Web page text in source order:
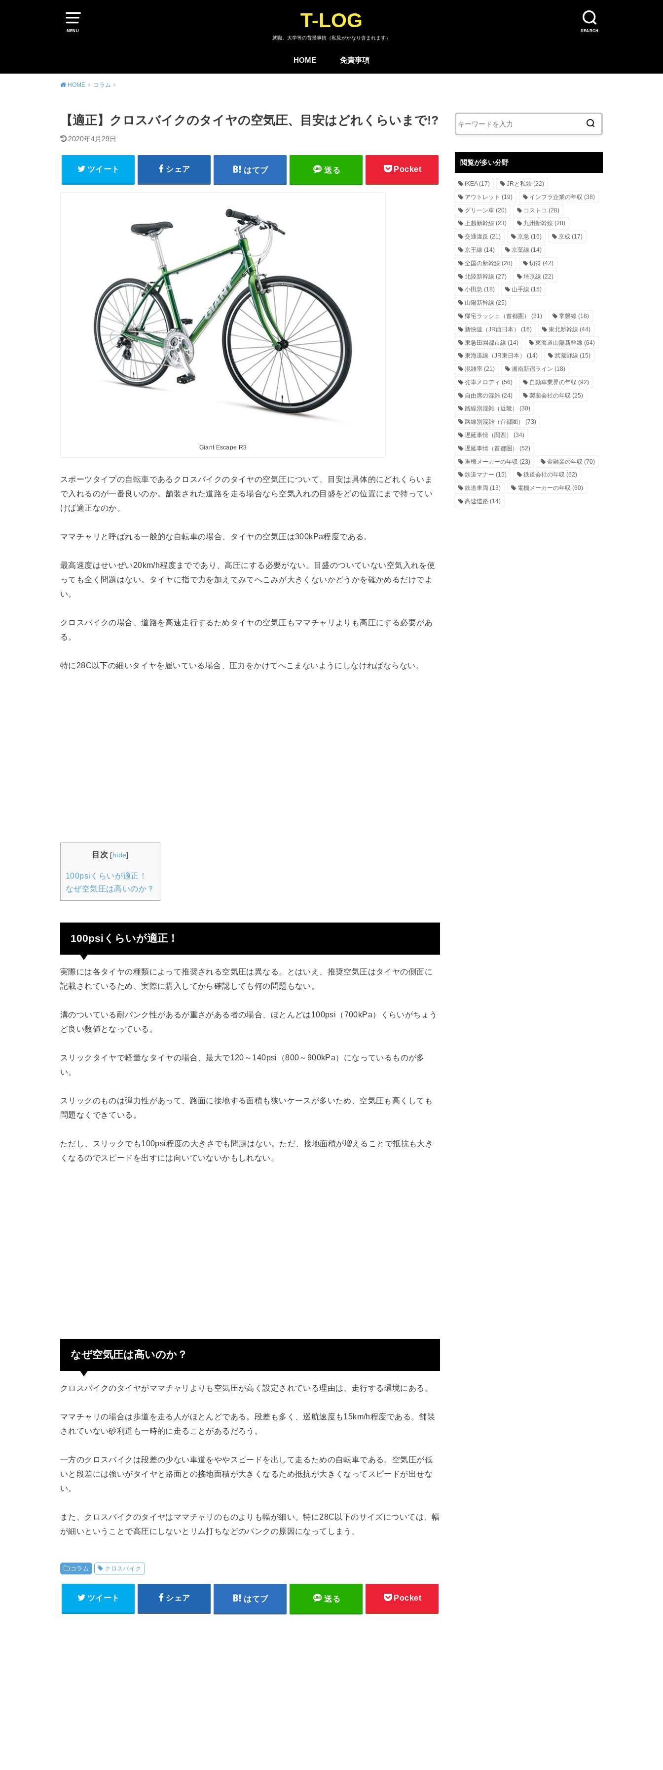
MENU SEARCH
T-LOG
就職、大学等の背景事情（私見がかなり含まれます）
HOME 免責事項
HOME コラム
【適正】クロスバイクのタイヤの空気圧、目安はどれくらいまで!?
2020年4月29日
ツイート シェア はてブ 送る Pocket
Giant Escape R3
スポーツタイプの自転車であるクロスバイクのタイヤの空気圧について、目安は具体的にどれくらいま
で入れるのが一番良いのか。舗装された道路を走る場合なら空気入れの目盛をどの位置にまで持ってい
けば適正なのか。
ママチャリと呼ばれる一般的な自転車の場合、タイヤの空気圧は300kPa程度である。
最高速度はせいぜい20km/h程度までであり、高圧にする必要がない。目盛のついていない空気入れを使
っても全く問題はない。タイヤに指で力を加えてみてへこみが大きくないかどうかを確かめるだけでよ
い。
クロスバイクの場合、道路を高速走行するためタイヤの空気圧もママチャリよりも高圧にする必要があ
る。
特に28C以下の細いタイヤを履いている場合、圧力をかけてへこまないようにしなければならない。
目次 [hide]
100psiくらいが適正！
なぜ空気圧は高いのか？
100psiくらいが適正！
実際には各タイヤの種類によって推奨される空気圧は異なる。とはいえ、推奨空気圧はタイヤの側面に
記載されているため、実際に購入してから確認しても何の問題もない。
溝のついている耐パンク性があるが重さがある者の場合、ほとんどは100psi（700kPa）くらいがちょう
ど良い数値となっている。
スリックタイヤで軽量なタイヤの場合、最大で120～140psi（800～900kPa）になっているものが多
い。
スリックのものは弾力性があって、路面に接地する面積も狭いケースが多いため、空気圧も高くしても
問題なくできている。
ただし、スリックでも100psi程度の大きさでも問題はない。ただ、接地面積が増えることで抵抗も大き
くなるのでスピードを出すには向いていないかもしれない。
なぜ空気圧は高いのか？
クロスバイクのタイヤがママチャリよりも空気圧が高く設定されている理由は、走行する環境にある。
ママチャリの場合は歩道を走る人がほとんどである。段差も多く、巡航速度も15km/h程度である。舗装
されていない砂利道も一時的に走ることがあるだろう。
一方のクロスバイクは段差の少ない車道をややスピードを出して走るための自転車である。空気圧が低
いと段差には強いがタイヤと路面との接地面積が大きくなるため抵抗が大きくなってスピードが出せな
い。
また、クロスバイクのタイヤはママチャリのものよりも幅が細い。特に28C以下のサイズについては、幅
が細いということで高圧にしないとリム打ちなどのパンクの原因になってしまう。
コラム クロスバイク
ツイート シェア はてブ 送る Pocket
閲覧が多い分野
IKEA(17) JRと私鉄 (22)
アウトレット (19) インフラ企業の年収 (38)
グリーン車 (20) コストコ (28)
上越新幹線 (23) 九州新幹線 (28)
交通違反 (21) 京急 (16) 京成(17)
京王線 (14) 京葉線 (14)
全国の新幹線 (28) 切符(42)
北陸新幹線 (27) 埼京線 (22)
小田急 (18) 山手線 (15)
山陽新幹線 (25)
帰宅ラッシュ（首都圏）
(31) 常磐線 (18)
新快速（JR西日本）
(16) 東北新幹線 (44)
東急田園都市線 (14) 東海道山陽新幹線 (64)
東海道線（JR東日本）
(14) 武蔵野線 (15)
混雑率 (21) 湘南新宿ライン (18)
発車メロディ (56) 自動車業界の年収 (92)
自由席の混雑 (24) 製薬会社の年収 (25)
路線別混雑（近畿）
(30)
路線別混雑（首都圏）
(73)
遅延事情（関西）
(34)
遅延事情（首都圏）
(52)
重機メーカーの年収 (23) 金融業の年収 (70)
鉄道マナー (15) 鉄道会社の年収 (62)
鉄道車両 (13) 電機メーカーの年収 (60)
高速道路 (14)